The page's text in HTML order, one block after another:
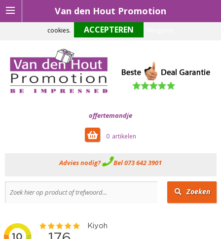
Van den Hout Promotion
offertemandje
0
Advies nodig? Bel 073 642 3901
Zoeken
Om onze website optimaal te laten functioneren maken wij gebruik van
cookies.